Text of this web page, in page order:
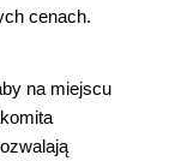
cenach.
na miejscu